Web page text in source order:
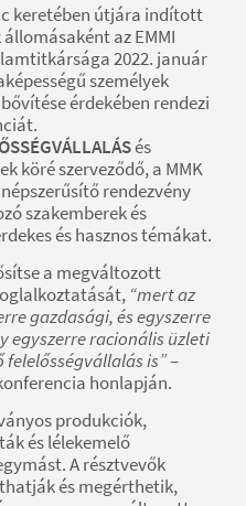
keretében útjára indított
az EMMI
2022. január
személyek
érdekében rendezi
és
köré szerveződő, a MMK
rendezvény
szakemberek és
és hasznos témákat.
a megváltozott
“mert az
gazdasági, és egyszerre
egyszerre racionális üzleti
felelősségvállalás is”–
honlapján.
produkciók,
és lélekemelő
A résztvevők
és megérthetik,